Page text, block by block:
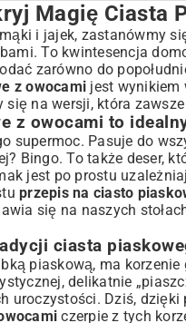
Piaskowego z
to idealny deser?
piaskowego
na Wyśmienite
– lista zakupów
ciasta piaskowego?
i teksturę
Mistrzostwo w Pieczeniu
– klucz do sukcesu
ciasta piaskowego
i pieczenie
Wskazówki pieczenia
Smaki Ciasta
i bez laktozy
z owocami na każdą
Magię Ciasta
i jajek, zastanówmy
To kwintesencja
zarówno do
z owocami jest wynikiem
na wersji, która
z owocami to
supermoc. Pasuje do
Bingo. To także deser,
jest po prostu
przepis na ciasto
się na naszych
ciasta
piaskową, ma
delikatnie
uroczystości. Dziś,
czerpie z tych